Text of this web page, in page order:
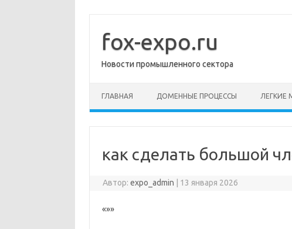
содержимому
fox-expo.ru
Новости промышленного сектора
ГЛАВНАЯ ДОМЕННЫЕ ПРОЦЕССЫ ЛЕГКИЕ
как сделать большой
Автор:expo_admin 13 января 2026
«»»